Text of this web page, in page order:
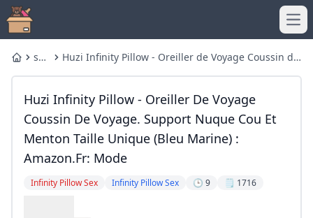
Homesex
Huzi Infinity Pillow - Oreiller de Voyage Coussin de
Huzi Infinity Pillow - Oreiller De Voyage
Coussin De Voyage. Support Nuque Cou Et
Menton Taille Unique (Bleu Marine) :
Amazon.fr: Mode
Infinity Pillow Sex Infinity Pillow Sex 🕒 9 🗒️ 1716